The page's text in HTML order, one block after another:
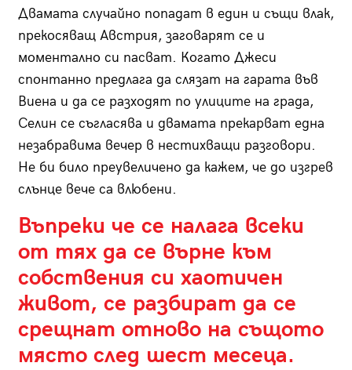
Двамата случайно попадат в един и същи влак,
прекосяващ Австрия, заговарят се и
моментално си пасват. Когато Джеси
спонтанно предлага да слязат на гарата във
Виена и да се разходят по улиците на града,
Селин се съгласява и двамата прекарват една
незабравима вечер в нестихващи разговори.
Не би било преувеличено да кажем, че до изгрев
слънце вече са влюбени.
Въпреки че се налага всеки
от тях да се върне към
собствения си хаотичен
живот, се разбират да се
срещнат отново на същото
място след шест месеца.